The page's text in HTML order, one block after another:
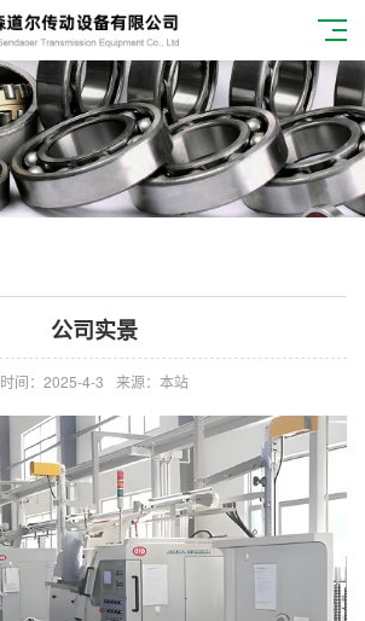
公司实景
时间：2025-4-3 来源：本站